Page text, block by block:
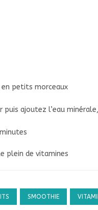
en petits morceaux
ajoutez l’eau
plein de vitamines
SMOOTHIE